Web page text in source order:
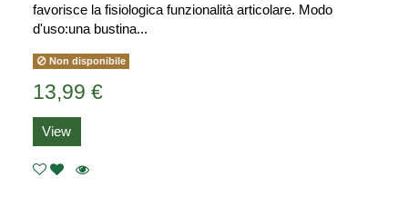
favorisce la fisiologica funzionalità articolare. Modo
d'uso:una bustina...
Non disponibile
13,99 €
View